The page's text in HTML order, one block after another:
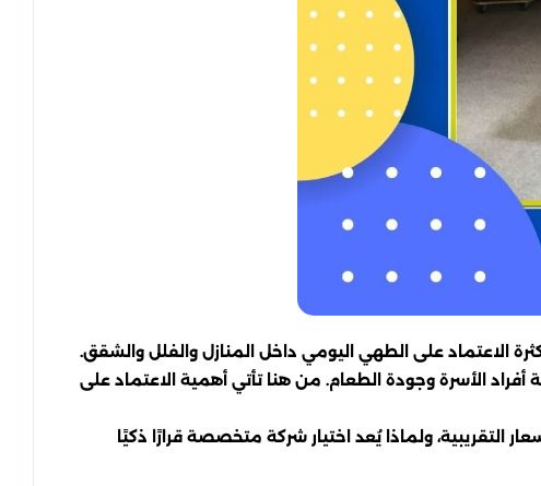
الاعتماد على الطهي اليومي داخل المنازل والفلل والشقق.
أفراد الأسرة وجودة الطعام. من هنا تأتي أهمية الاعتماد على
التقريبية، ولماذا يُعد اختيار شركة متخصصة قرارًا ذكيًا